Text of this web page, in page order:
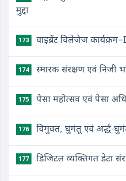
मुद्दा
173 वाइब्रेंट विलेजेज
174 स्मारक संरक्षण एवं निजी
175 पेसा महोत्सव एवं पेसा
176 विमुक्त, घुमंतू एवं अर्द्ध-
177 डिजिटल व्यक्तिगत डेटा